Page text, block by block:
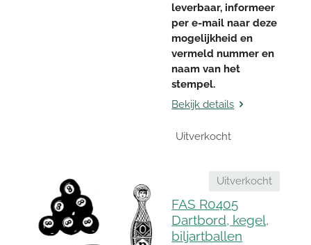
leverbaar, informeer
per e-mail naar deze
mogelijkheid en
vermeld nummer en
naam van het
stempel.
Bekijk details
Uitverkocht
Uitverkocht
FAS R0405
Dartbord, kegel,
biljartballen